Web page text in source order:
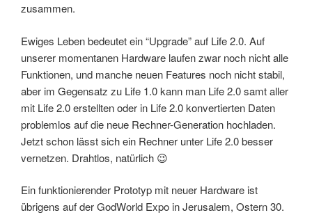
zusammen.
Ewiges Leben bedeutet ein “Upgrade” auf Life 2.0. Auf
unserer momentanen Hardware laufen zwar noch nicht alle
Funktionen, und manche neuen Features noch nicht stabil,
aber im Gegensatz zu Life 1.0 kann man Life 2.0 samt aller
mit Life 2.0 erstellten oder in Life 2.0 konvertierten Daten
problemlos auf die neue Rechner-Generation hochladen.
Jetzt schon lässt sich ein Rechner unter Life 2.0 besser
vernetzen. Drahtlos, natürlich 😉
Ein funktionierender Prototyp mit neuer Hardware ist
übrigens auf der GodWorld Expo in Jerusalem, Ostern 30.